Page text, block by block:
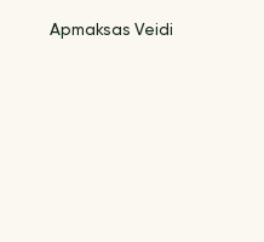
Apmaksas Veidi